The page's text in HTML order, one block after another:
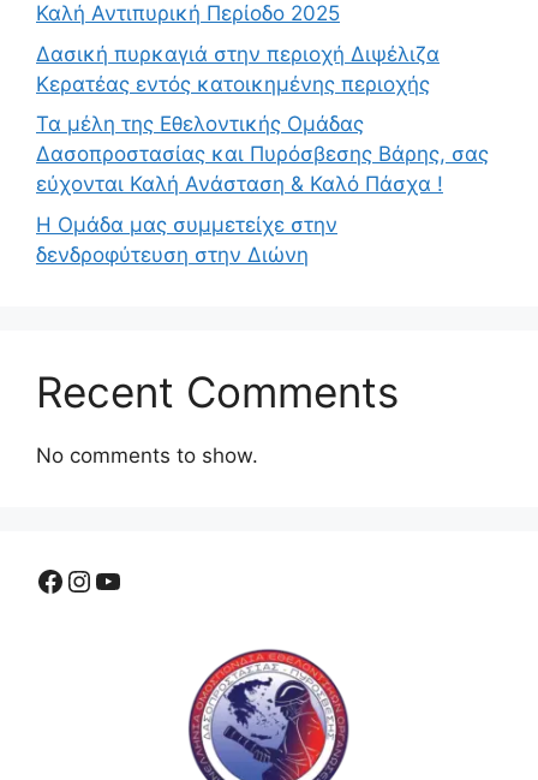
Καλή Αντιπυρική Περίοδο 2025
Δασική πυρκαγιά στην περιοχή Διψέλιζα
Κερατέας εντός κατοικημένης περιοχής
Τα μέλη της Εθελοντικής Ομάδας
Δασοπροστασίας και Πυρόσβεσης Βάρης, σας
εύχονται Καλή Ανάσταση & Καλό Πάσχα !
Η Ομάδα μας συμμετείχε στην
δενδροφύτευση στην Διώνη
Recent Comments
No comments to show.